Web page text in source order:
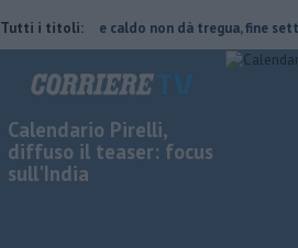
Tutti i titoli:
Il grande caldo non dà tregua, fine settimana
Calendario Pirelli,
diffuso il teaser: focus
sull'India